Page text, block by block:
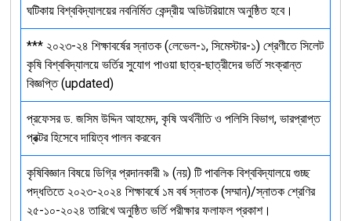
ঘটিকায় বিশ্ববিদ্যালয়ের নবনির্মিত কেন্দ্রীয় অডিটরিয়ামে অনুষ্ঠিত হবে।
*** ২০২৩-২৪ শিক্ষাবর্ষের স্নাতক (লেভেল-১, সিমেস্টার-১) শ্রেণীতে সিলেট
কৃষি বিশ্ববিদ্যালয়ে ভর্তির সুযোগ পাওয়া ছাত্র-ছাত্রীদের ভর্তি সংক্রান্ত
বিজ্ঞপ্তি (updated)
প্রফেসর ড. জসিম উদ্দিন আহমেদ, কৃষি অর্থনীতি ও পলিসি বিভাগ, ভারপ্রাপ্ত
প্রক্টর হিসেবে দায়িত্ব পালন করবেন
কৃষিবিজ্ঞান বিষয়ে ডিগ্রি প্রদানকারী ৯ (নয়) টি পাবলিক বিশ্ববিদ্যালয়ে গুচ্ছ
পদ্ধতিতে ২০২৩-২০২৪ শিক্ষাবর্ষে ১ম বর্ষ স্নাতক (সম্মান)/স্নাতক শ্রেণির
২৫-১০-২০২৪ তারিখে অনুষ্ঠিত ভর্তি পরীক্ষার ফলাফল প্রকাশ।